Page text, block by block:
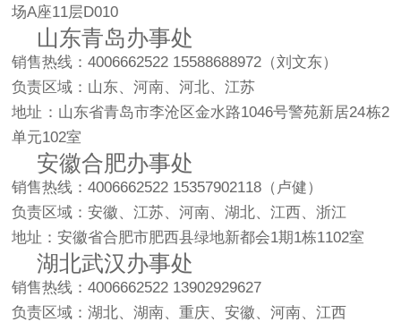
场A座11层D010
山东青岛办事处
销售热线：4006662522 15588688972（刘文东）
负责区域：山东、河南、河北、江苏
地址：山东省青岛市李沧区金水路1046号警苑新居24栋2
单元102室
安徽合肥办事处
销售热线：4006662522 15357902118（卢健）
负责区域：安徽、江苏、河南、湖北、江西、浙江
地址：安徽省合肥市肥西县绿地新都会1期1栋1102室
湖北武汉办事处
销售热线：4006662522 13902929627
负责区域：湖北、湖南、重庆、安徽、河南、江西